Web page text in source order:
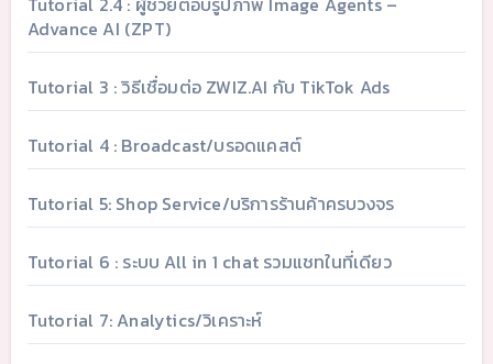
Advance AI (ZPT)
Tutorial 3 : วิธีเชื่อมต่อ ZWIZ.AI กับ TikTok Ads
Tutorial 4 : Broadcast/บรอดแคสต์
Tutorial 5: Shop Service/บริการร้านค้าครบวงจร
Tutorial 6 : ระบบ All in 1 chat รวมแชทในที่เดียว
Tutorial 7: Analytics/วิเคราะห์